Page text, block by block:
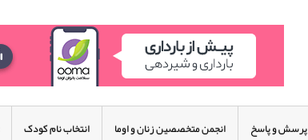
پرسش و پاسخ انجمن متخصصین زنان و اوما انتخاب نام کودک